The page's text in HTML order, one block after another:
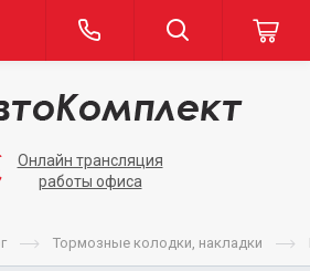
Онлайн трансляция
работы офиса
Тормозные колодки, накладки